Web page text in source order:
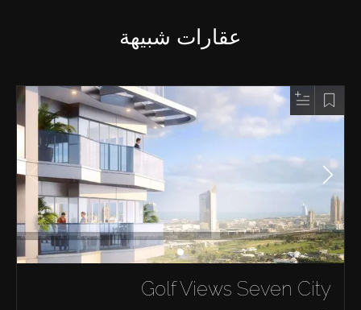
عقارات شبيهة
Golf Views Seven City